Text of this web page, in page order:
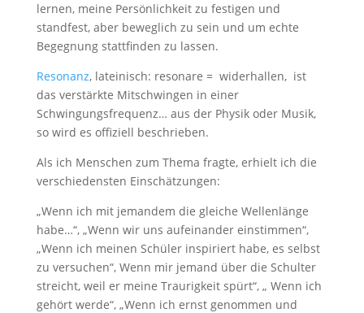
lernen, meine Persönlichkeit zu festigen und
standfest, aber beweglich zu sein und um echte
Begegnung stattfinden zu lassen.
Resonanz, lateinisch: resonare = widerhallen, ist
das verstärkte Mitschwingen in einer
Schwingungsfrequenz… aus der Physik oder Musik,
so wird es offiziell beschrieben.
Als ich Menschen zum Thema fragte, erhielt ich die
verschiedensten Einschätzungen:
„Wenn ich mit jemandem die gleiche Wellenlänge
habe…“, „Wenn wir uns aufeinander einstimmen“,
„Wenn ich meinen Schüler inspiriert habe, es selbst
zu versuchen“, Wenn mir jemand über die Schulter
streicht, weil er meine Traurigkeit spürt“, „ Wenn ich
gehört werde“, „Wenn ich ernst genommen und